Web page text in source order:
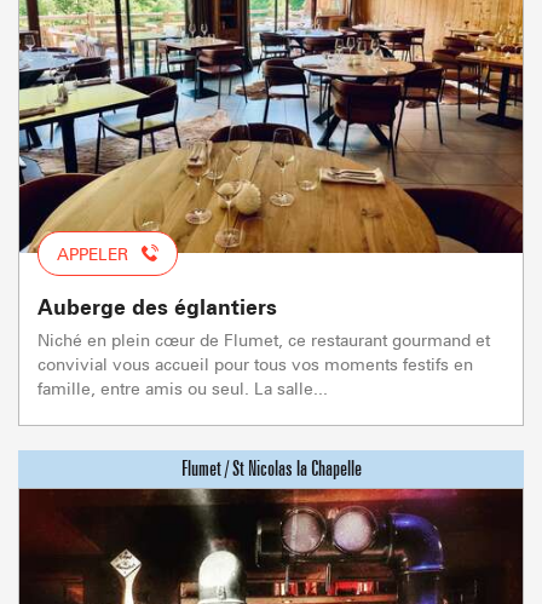
APPELER
Auberge des églantiers
Niché en plein cœur de Flumet, ce restaurant gourmand et
convivial vous accueil pour tous vos moments festifs en
famille, entre amis ou seul. La salle...